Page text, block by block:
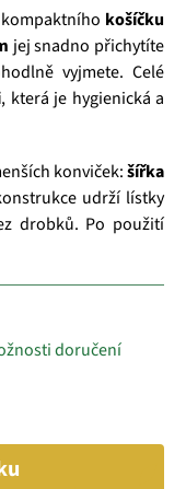
doručení
košíčku
jej snadno přichytíte
vyjmete. Celé
, která je hygienická a
konviček:šířka
udrží lístky
drobků. Po použití